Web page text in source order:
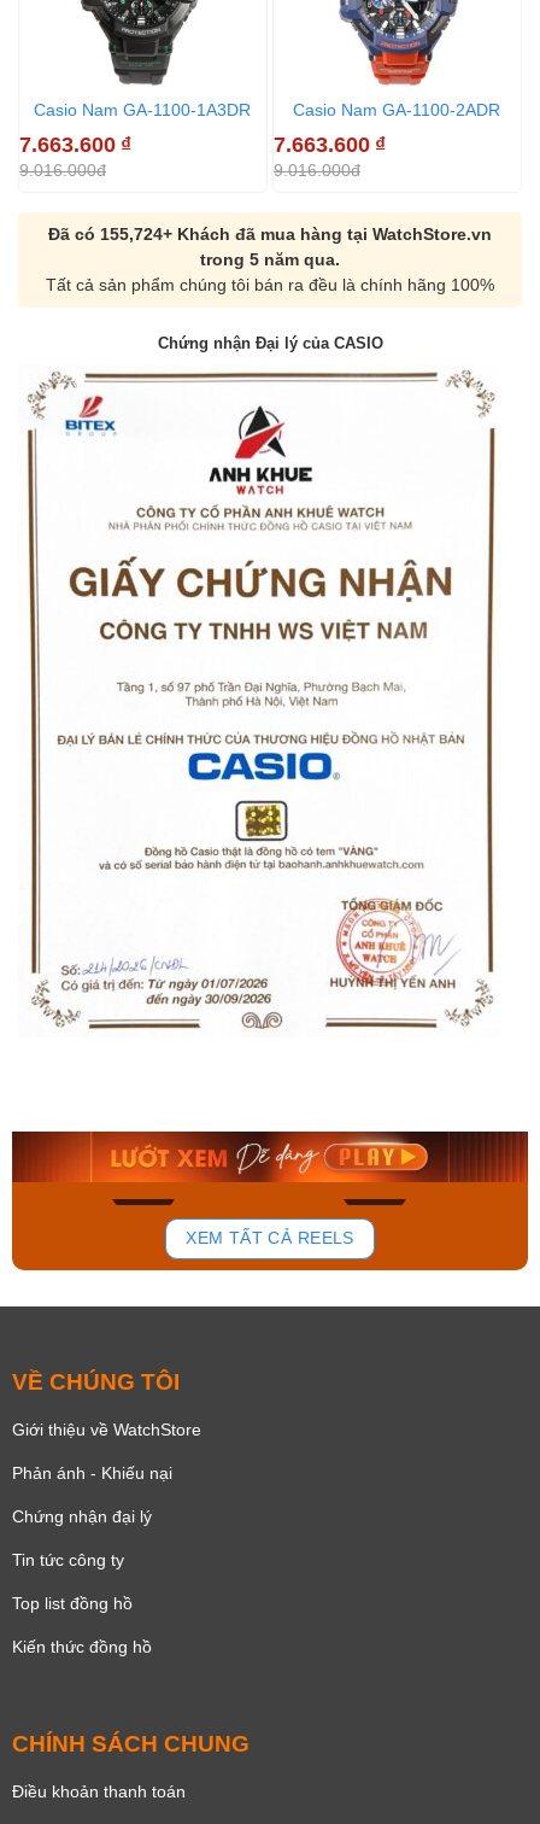
Casio Nam GA-1100-1A3DR
7.663.600 ₫
9.016.000đ
Casio Nam GA-1100-2ADR
7.663.600 ₫
9.016.000đ
Đã có 155,724+ Khách đã mua hàng tại WatchStore.vn
trong 5 năm qua.
Tất cả sản phẩm chúng tôi bán ra đều là chính hãng 100%
Chứng nhận Đại lý của CASIO
136
Mua ngay Mua ngay
XEM TẤT CẢ REELS
VỀ CHÚNG TÔI
Giới thiệu về WatchStore
Phản ánh - Khiếu nại
Chứng nhận đại lý
Tin tức công ty
Top list đồng hồ
Kiến thức đồng hồ
CHÍNH SÁCH CHUNG
Điều khoản thanh toán